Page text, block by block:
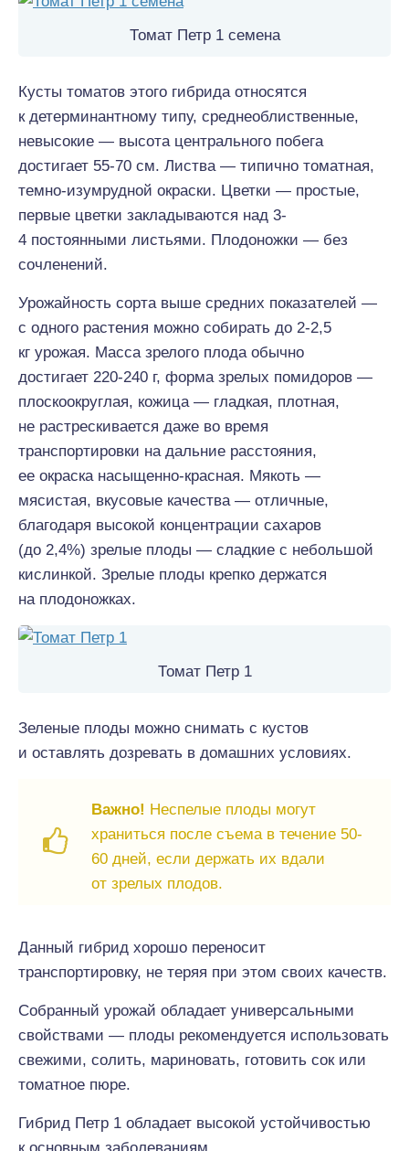
Томат Петр 1 семена
Кусты томатов этого гибрида относятся
к детерминантному типу, среднеоблиственные,
невысокие — высота центрального побега
достигает 55-70 см. Листва — типично томатная,
темно-изумрудной окраски. Цветки — простые,
первые цветки закладываются над 3-
4 постоянными листьями. Плодоножки — без
сочленений.
Урожайность сорта выше средних показателей —
с одного растения можно собирать до 2-2,5
кг урожая. Масса зрелого плода обычно
достигает 220-240 г, форма зрелых помидоров —
плоскоокруглая, кожица — гладкая, плотная,
не растрескивается даже во время
транспортировки на дальние расстояния,
ее окраска насыщенно-красная. Мякоть —
мясистая, вкусовые качества — отличные,
благодаря высокой концентрации сахаров
(до 2,4%) зрелые плоды — сладкие с небольшой
кислинкой. Зрелые плоды крепко держатся
на плодоножках.
Томат Петр 1
Зеленые плоды можно снимать с кустов
и оставлять дозревать в домашних условиях.
Важно! Неспелые плоды могут
храниться после съема в течение 50-
60 дней, если держать их вдали
от зрелых плодов.
Данный гибрид хорошо переносит
транспортировку, не теряя при этом своих качеств.
Собранный урожай обладает универсальными
свойствами — плоды рекомендуется использовать
свежими, солить, мариновать, готовить сок или
томатное пюре.
Гибрид Петр 1 обладает высокой устойчивостью